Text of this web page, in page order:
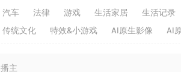
汽车 法律 游戏 生活家居
生活记录
传统文化 特效&小游戏 AI原生影像 AI
播主